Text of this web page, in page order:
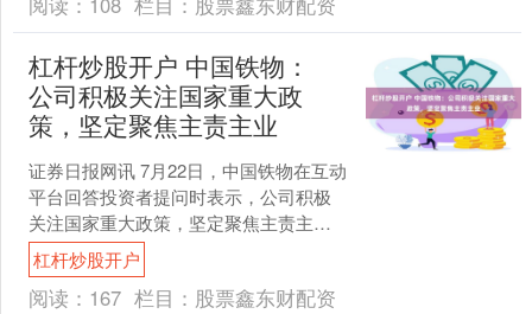
杠杆炒股开户 中国铁物：
公司积极关注国家重大政
策，坚定聚焦主责主业
证券日报网讯 7月22日，中国铁物在互动
平台回答投资者提问时表示，公司积极
关注国家重大政策，坚定聚焦主责主
业，高效整合各类资源，打通关键节
点，加快培育和发展综合....
杠杆炒股开户
阅读： 167 栏目： 股票鑫东财配资